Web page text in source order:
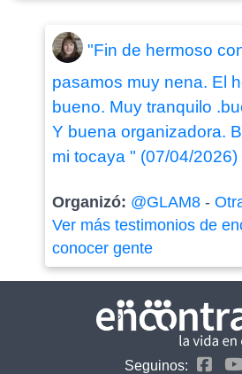
"Fin de hermoso
pasamos muy nena. El
bueno. Muy tranquilo
Y buena organizadora.
mi tocaya " (07/04/2026)
Organizó: @GLAM8-
Ver más testimonios de
conocer gente
Seguinos: